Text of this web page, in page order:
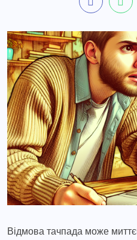
Відмова тачпада може